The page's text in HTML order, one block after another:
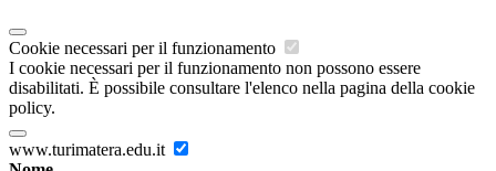
Cookie necessari per il funzionamento
I cookie necessari per il funzionamento non possono essere
disabilitati. È possibile consultare l'elenco nella pagina della cookie
policy.
www.turimatera.edu.it